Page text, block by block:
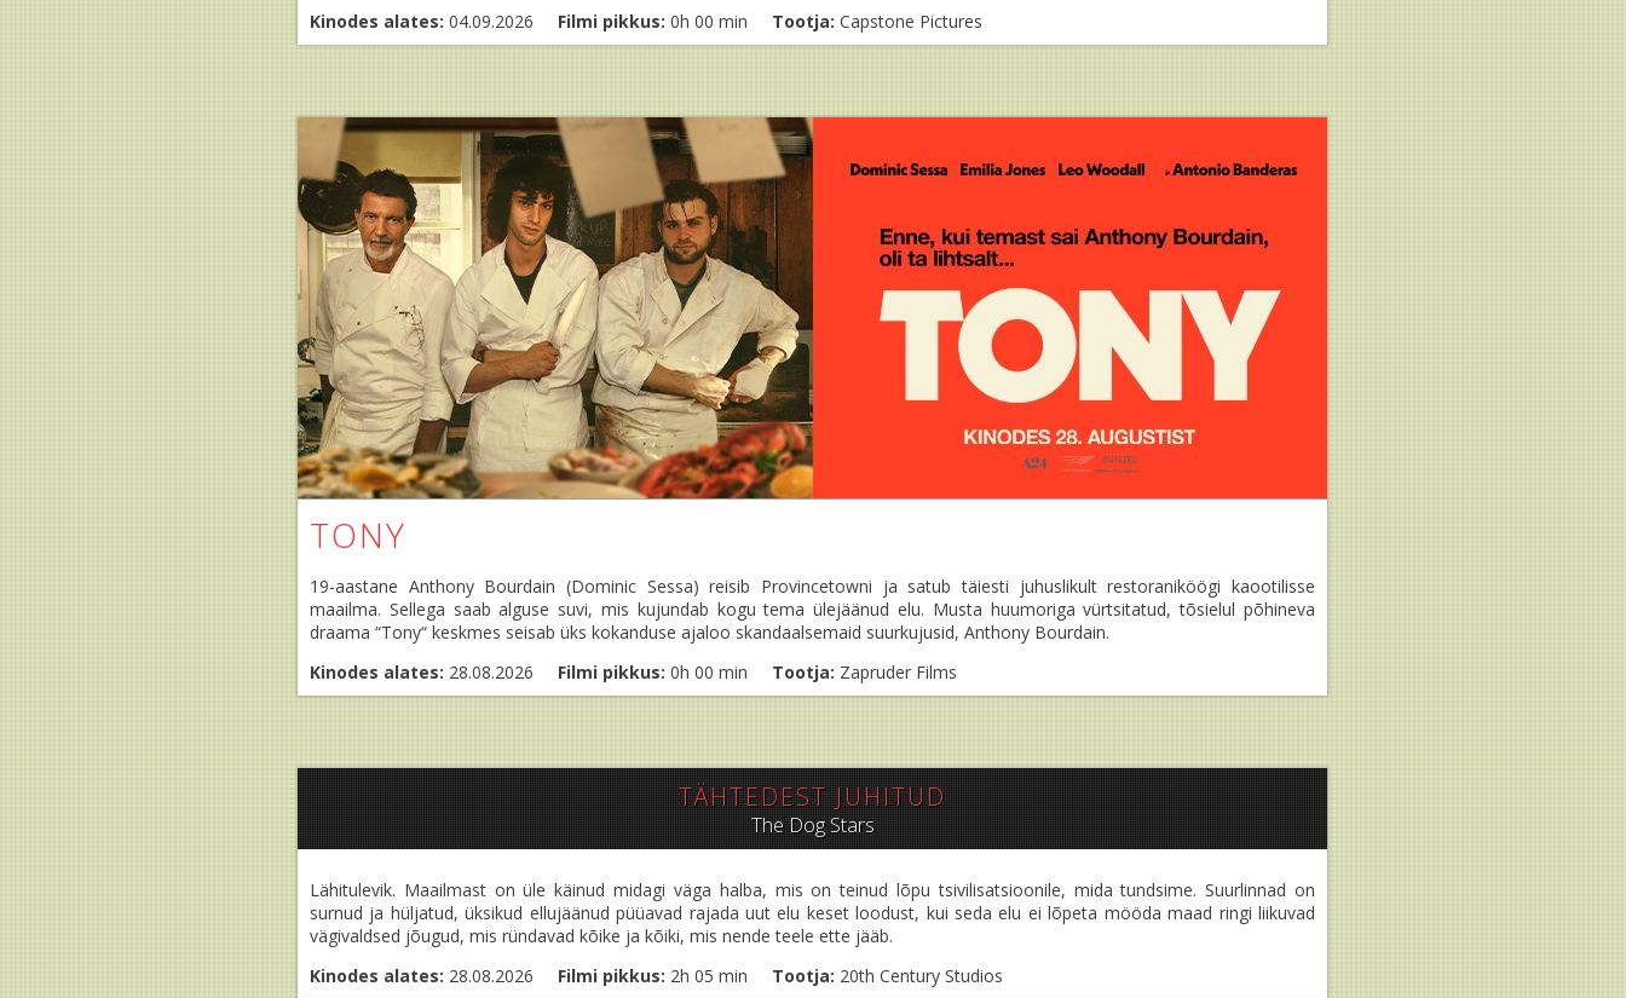
Kinodes alates: 04.09.2026 Filmi pikkus: 0h 00 min Tootja: Capstone Pictures
TONY
19-aastane Anthony Bourdain (Dominic Sessa) reisib Provincetowni ja satub täiesti juhuslikult restoraniköögi kaootilisse
maailma. Sellega saab alguse suvi, mis kujundab kogu tema ülejäänud elu. Musta huumoriga vürtsitatud, tõsielul põhineva
draama “Tony“ keskmes seisab üks kokanduse ajaloo skandaalsemaid suurkujusid, Anthony Bourdain.
Kinodes alates: 28.08.2026 Filmi pikkus: 0h 00 min Tootja: Zapruder Films
TÄHTEDEST JUHITUD
The Dog Stars
Lähitulevik. Maailmast on üle käinud midagi väga halba, mis on teinud lõpu tsivilisatsioonile, mida tundsime. Suurlinnad on
surnud ja hüljatud, üksikud ellujäänud püüavad rajada uut elu keset loodust, kui seda elu ei lõpeta mööda maad ringi liikuvad
vägivaldsed jõugud, mis ründavad kõike ja kõiki, mis nende teele ette jääb.
Kinodes alates: 28.08.2026 Filmi pikkus: 2h 05 min Tootja: 20th Century Studios